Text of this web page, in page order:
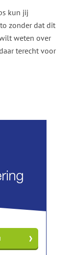
kun jij
zonder dat dit
weten over
terecht voor